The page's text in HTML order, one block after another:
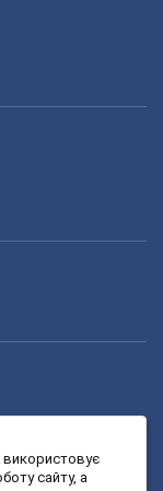
використовує
сайту, а